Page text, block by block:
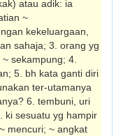
atau adik: ia
~
kekeluargaan,
sahaja; 3. orang yg
sekampung; 4.
5. bh kata ganti diri
ter-utamanya
6. tembuni, uri
ki sesuatu yg hampir
mencuri; ~ angkat